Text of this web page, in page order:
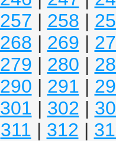
257 | 258 |
268 | 269 |
279 | 280 |
290 | 291 |
301 | 302 |
311 | 312 |